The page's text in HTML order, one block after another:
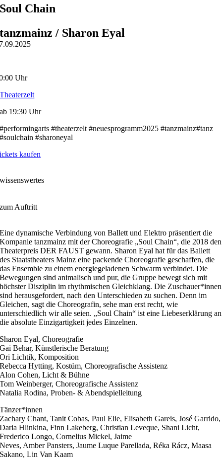
Soul Chain
tanzmainz / Sharon Eyal
Uhr
Theaterzelt
ab 19:30 Uhr
#performingarts #theaterzelt #neuesprogramm2025 #tanzmainz#tanz
#soulchain #sharoneyal
kaufen
wissenswertes
zum Auftritt
Eine dynamische Verbindung von Ballett und Elektro präsentiert die
Kompanie tanzmainz mit der Choreografie „Soul Chain“, die 2018 den
Theaterpreis DER FAUST gewann. Sharon Eyal hat für das Ballett
des Staatstheaters Mainz eine packende Choreografie geschaffen, die
das Ensemble zu einem energiegeladenen Schwarm verbindet. Die
Bewegungen sind animalisch und pur, die Gruppe bewegt sich mit
höchster Disziplin im rhythmischen Gleichklang. Die Zuschauer*innen
sind herausgefordert, nach den Unterschieden zu suchen. Denn im
Gleichen, sagt die Choreografin, sehe man erst recht, wie
unterschiedlich wir alle seien. „Soul Chain“ ist eine Liebeserklärung an
die absolute Einzigartigkeit jedes Einzelnen.
Sharon Eyal, Choreografie
Gai Behar, Künstlerische Beratung
Ori Lichtik, Komposition
Rebecca Hytting, Kostüm, Choreografische Assistenz
Alon Cohen, Licht & Bühne
Tom Weinberger, Choreografische Assistenz
Natalia Rodina, Proben- & Abendspielleitung
Tänzer*innen
Zachary Chant, Tanit Cobas, Paul Elie, Elisabeth Gareis, José Garrido,
Daria Hlinkina, Finn Lakeberg, Christian Leveque, Shani Licht,
Frederico Longo, Cornelius Mickel, Jaime
Neves, Amber Pansters, Jaume Luque Parellada, Réka Rácz, Maasa
Sakano, Lin Van Kaam